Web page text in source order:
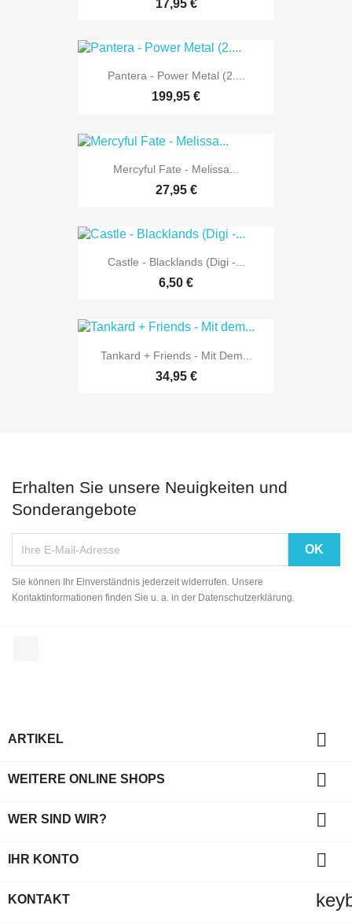
17,95 €
Pantera - Power Metal (2....
199,95 €
Mercyful Fate - Melissa...
27,95 €
Castle - Blacklands (Digi -...
6,50 €
Tankard + Friends - Mit Dem...
34,95 €
Erhalten Sie unsere Neuigkeiten und
Sonderangebote
Sie können Ihr Einverständnis jederzeit widerrufen. Unsere
Kontaktinformationen finden Sie u. a. in der Datenschutzerklärung.
ARTIKEL 
WEITERE ONLINE SHOPS 
WER SIND WIR? 
IHR KONTO 
KONTAKT